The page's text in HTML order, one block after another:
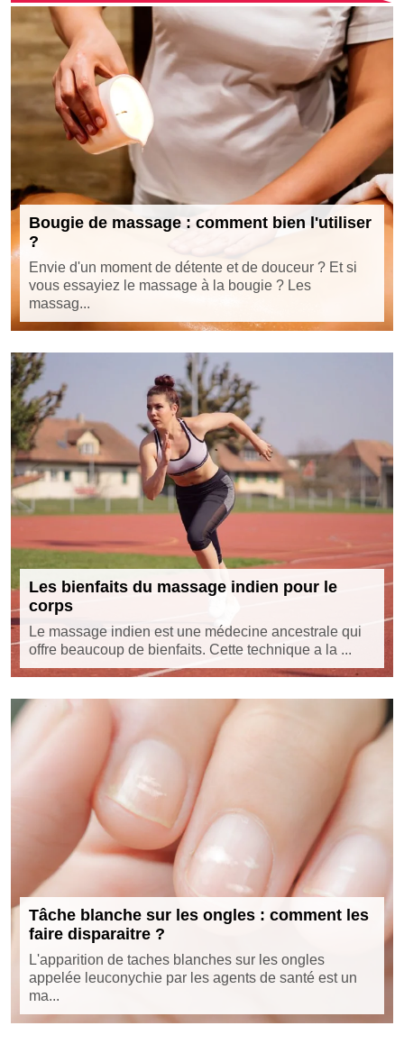
Bougie de massage : comment bien l'utiliser
?
Envie d'un moment de détente et de douceur ? Et si
vous essayiez le massage à la bougie ? Les
massag...
Les bienfaits du massage indien pour le
corps
Le massage indien est une médecine ancestrale qui
offre beaucoup de bienfaits. Cette technique a la ...
Tâche blanche sur les ongles : comment les
faire disparaitre ?
L'apparition de taches blanches sur les ongles
appelée leuconychie par les agents de santé est un
ma...